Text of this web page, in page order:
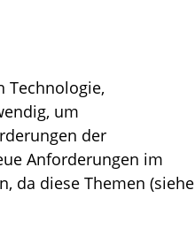
Technologie,
um
der
Anforderungen im
da diese Themen (siehe